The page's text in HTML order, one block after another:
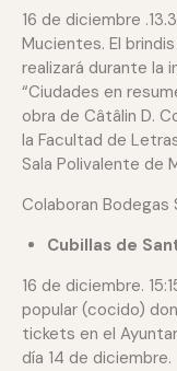
16 de diciembre
Mucientes. El
realizará durante la
“Ciudades en
obra de Câtâlin D.
la Facultad de
Sala Polivalente de
Colaboran Bodegas
Cubillas de
16 de diciembre.
popular (cocido)
tickets en el
día 14 de diciembre.